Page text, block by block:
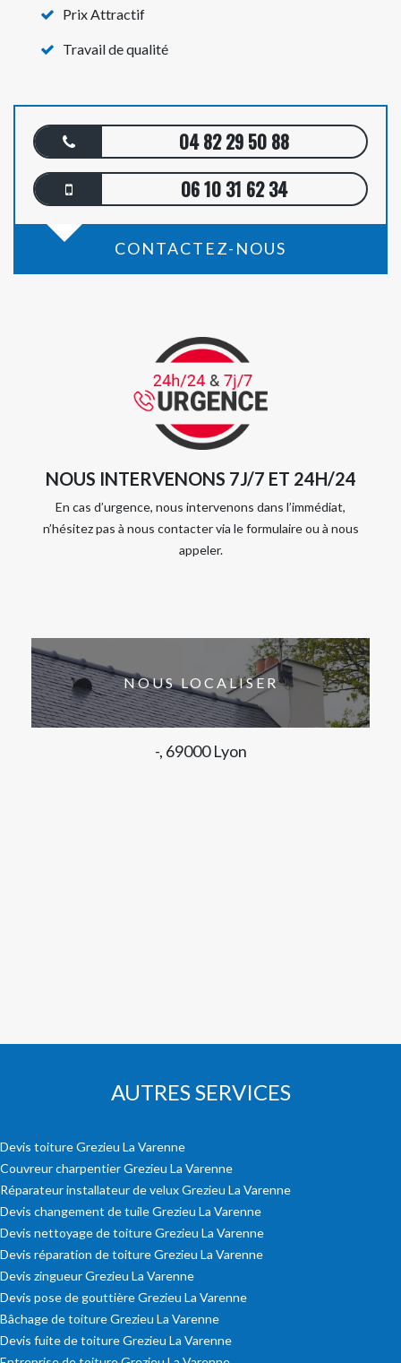
Prix Attractif
Travail de qualité
04 82 29 50 88
06 10 31 62 34
CONTACTEZ-NOUS
NOUS INTERVENONS 7J/7 ET 24H/24
En cas d’urgence, nous intervenons dans l’immédiat,
n’hésitez pas à nous contacter via le formulaire ou à nous
appeler.
NOUS LOCALISER
-, 69000 Lyon
AUTRES SERVICES
Devis toiture Grezieu La Varenne
Couvreur charpentier Grezieu La Varenne
Réparateur installateur de velux Grezieu La Varenne
Devis changement de tuile Grezieu La Varenne
Devis nettoyage de toiture Grezieu La Varenne
Devis réparation de toiture Grezieu La Varenne
Devis zingueur Grezieu La Varenne
Devis pose de gouttière Grezieu La Varenne
Bâchage de toiture Grezieu La Varenne
Devis fuite de toiture Grezieu La Varenne